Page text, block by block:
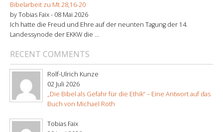
Bibelarbeit zu Mt 28,16-20
by Tobias Faix - 08 Mai 2026
Ich hatte die Freud und Ehre auf der neunten Tagung der 14.
Landessynode der EKKW die ...
RECENT COMMENTS
Rolf-Ulrich Kunze
02 Juli 2026
„Die Bibel als Gefahr für die Ethik“ – Eine Antwort auf das
Buch von Michael Roth
Tobias Faix